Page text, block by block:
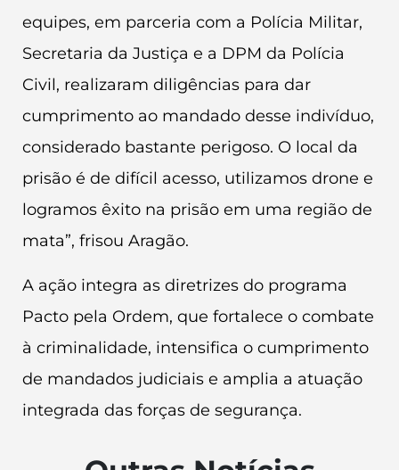
equipes, em parceria com a Polícia Militar,
Secretaria da Justiça e a DPM da Polícia
Civil, realizaram diligências para dar
cumprimento ao mandado desse indivíduo,
considerado bastante perigoso. O local da
prisão é de difícil acesso, utilizamos drone e
logramos êxito na prisão em uma região de
mata”, frisou Aragão.
A ação integra as diretrizes do programa
Pacto pela Ordem, que fortalece o combate
à criminalidade, intensifica o cumprimento
de mandados judiciais e amplia a atuação
integrada das forças de segurança.